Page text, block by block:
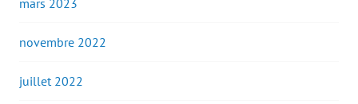
mars 2023
novembre 2022
juillet 2022